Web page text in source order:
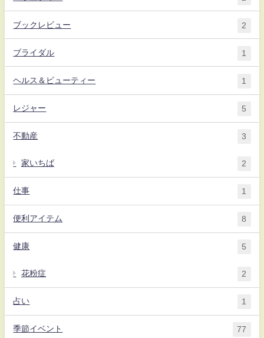
ブックレビュー 2
ブライダル 1
ヘルス＆ビューティー 1
レジャー 5
不動産 3
家いちば 2
仕事 1
便利アイテム 8
健康 5
花粉症 2
占い 1
季節イベント 77